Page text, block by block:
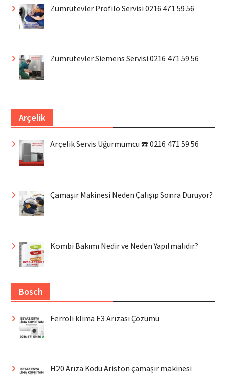
Zümrütevler Profilo Servisi 0216 471 59 56
Zümrütevler Siemens Servisi 0216 471 59 56
Arçelik
Arçelik Servis Uğurmumcu ☎️ 0216 471 59 56
Çamaşır Makinesi Neden Çalışıp Sonra Duruyor?
Kombi Bakımı Nedir ve Neden Yapılmalıdır?
Bosch
Ferroli klima E3 Arızası Çözümü
H20 Arıza Kodu Ariston çamaşır makinesi